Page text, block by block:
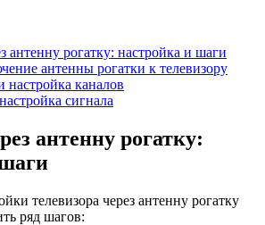
антенну рогатку: настройка и шаги
антенны рогатки к телевизору
каналов
сигнала
антенну рогатку:
телевизора через антенну рогатку
ряд шагов: